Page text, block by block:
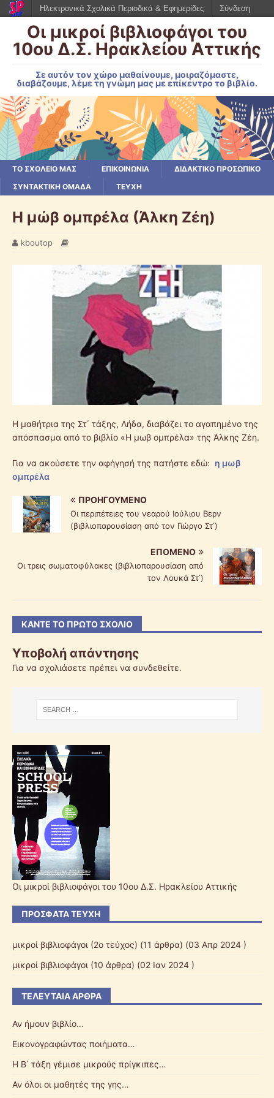
Οι μικροί βιβλιοφάγοι του
10ου Δ.Σ. Ηρακλείου Αττικής
Σε αυτόν τον χώρο μαθαίνουμε, μοιραζόμαστε,
διαβάζουμε, λέμε τη γνώμη μας με επίκεντρο το βιβλίο.
ΤΟ ΣΧΟΛΕΙΟ ΜΑΣ ΕΠΙΚΟΙΝΩΝΙΑ
ΔΙΔΑΚΤΙΚΟ ΠΡΟΣΩΠΙΚΟ
ΣΥΝΤΑΚΤΙΚΗ ΟΜΑΔΑ
ΤΕΥΧΗ
Η μώβ ομπρέλα (Άλκη Ζέη)
kboutop
Η μαθήτρια της Στ΄ τάξης, Λήδα, διαβάζει το αγαπημένο της
απόσπασμα από το βιβλίο «Η μωβ ομπρέλα» της Άλκης Ζέη.
Για να ακούσετε την αφήγησή της πατήστε εδώ: η μωβ
ομπρέλα
ΠΡΟΗΓΟΎΜΕΝΟ
Οι περιπέτειες του νεαρού Ιούλιου Βερν
(βιβλιοπαρουσίαση από τον Γιώργο Στ΄)
ΕΠΌΜΕΝΟ
Οι τρεις σωματοφύλακες (βιβλιοπαρουσίαση από
τον Λουκά Στ΄)
ΚΆΝΤΕ ΤΟ ΠΡΏΤΟ ΣΧΌΛΙΟ
Υποβολή απάντησης
Για να σχολιάσετε πρέπει να συνδεθείτε.
Οι μικροί βιβλιοφάγοι του 10ου Δ.Σ. Ηρακλείου Αττικής
ΠΡΌΣΦΑΤΑ ΤΕΎΧΗ
μικροί βιβλιοφάγοι (2ο τεύχος) (11 άρθρα) (03 Απρ 2024 )
μικροί βιβλιοφάγοι (10 άρθρα) (02 Ιαν 2024 )
ΤΕΛΕΥΤΑΊΑ ΆΡΘΡΑ
Αν ήμουν βιβλίο…
Εικονογραφώντας ποιήματα…
Η Β΄ τάξη γέμισε μικρούς πρίγκιπες…
Αν όλοι οι μαθητές της γης…
Ηλεκτρονικά Σχολικά Περιοδικά & Εφημερίδες Σύνδεση